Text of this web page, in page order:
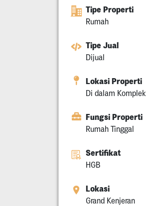
Tipe Properti
Rumah
Tipe Jual
Dijual
Lokasi Properti
Di dalam Komplek
Fungsi Properti
Rumah Tinggal
Sertifikat
HGB
Lokasi
Grand Kenjeran